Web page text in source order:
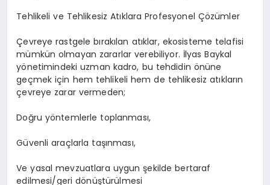
Tehlikeli ve Tehlikesiz Atıklara Profesyonel Çözümler
Çevreye rastgele bırakılan atıklar, ekosisteme telafisi
mümkün olmayan zararlar verebiliyor. İlyas Baykal
yönetimindeki uzman kadro, bu tehdidin önüne
geçmek için hem tehlikeli hem de tehlikesiz atıkların
çevreye zarar vermeden;
Doğru yöntemlerle toplanması,
Güvenli araçlarla taşınması,
Ve yasal mevzuatlara uygun şekilde bertaraf
edilmesi/geri dönüştürülmesi